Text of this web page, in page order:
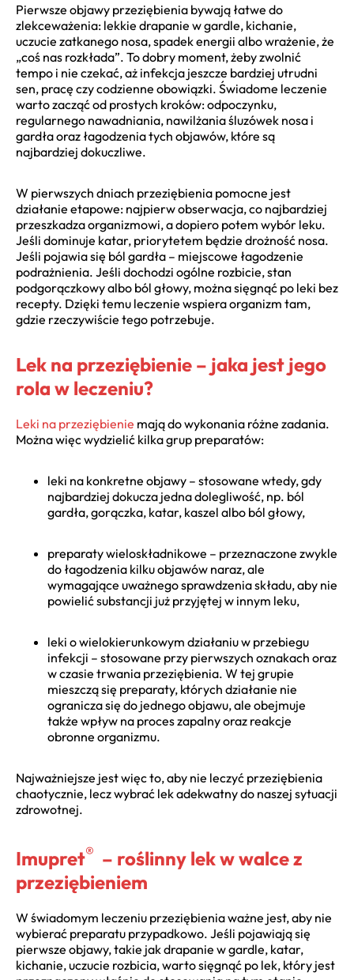
Pierwsze objawy przeziębienia bywają łatwe do
zlekceważenia: lekkie drapanie w gardle, kichanie,
uczucie zatkanego nosa, spadek energii albo wrażenie, że
„coś nas rozkłada”. To dobry moment, żeby zwolnić
tempo i nie czekać, aż infekcja jeszcze bardziej utrudni
sen, pracę czy codzienne obowiązki. Świadome leczenie
warto zacząć od prostych kroków: odpoczynku,
regularnego nawadniania, nawilżania śluzówek nosa i
gardła oraz łagodzenia tych objawów, które są
najbardziej dokuczliwe.
W pierwszych dniach przeziębienia pomocne jest
działanie etapowe: najpierw obserwacja, co najbardziej
przeszkadza organizmowi, a dopiero potem wybór leku.
Jeśli dominuje katar, priorytetem będzie drożność nosa.
Jeśli pojawia się ból gardła – miejscowe łagodzenie
podrażnienia. Jeśli dochodzi ogólne rozbicie, stan
podgorączkowy albo ból głowy, można sięgnąć po leki bez
recepty. Dzięki temu leczenie wspiera organizm tam,
gdzie rzeczywiście tego potrzebuje.
Lek na przeziębienie – jaka jest jego
rola w leczeniu?
Leki na przeziębienie mają do wykonania różne zadania.
Można więc wydzielić kilka grup preparatów:
leki na konkretne objawy – stosowane wtedy, gdy
najbardziej dokucza jedna dolegliwość, np. ból
gardła, gorączka, katar, kaszel albo ból głowy,
preparaty wieloskładnikowe – przeznaczone zwykle
do łagodzenia kilku objawów naraz, ale
wymagające uważnego sprawdzenia składu, aby nie
powielić substancji już przyjętej w innym leku,
leki o wielokierunkowym działaniu w przebiegu
infekcji – stosowane przy pierwszych oznakach oraz
w czasie trwania przeziębienia. W tej grupie
mieszczą się preparaty, których działanie nie
ogranicza się do jednego objawu, ale obejmuje
także wpływ na proces zapalny oraz reakcje
obronne organizmu.
Najważniejsze jest więc to, aby nie leczyć przeziębienia
chaotycznie, lecz wybrać lek adekwatny do naszej sytuacji
zdrowotnej.
Imupret® – roślinny lek w walce z
przeziębieniem
W świadomym leczeniu przeziębienia ważne jest, aby nie
wybierać preparatu przypadkowo. Jeśli pojawiają się
pierwsze objawy, takie jak drapanie w gardle, katar,
kichanie, uczucie rozbicia, warto sięgnąć po lek, który jest